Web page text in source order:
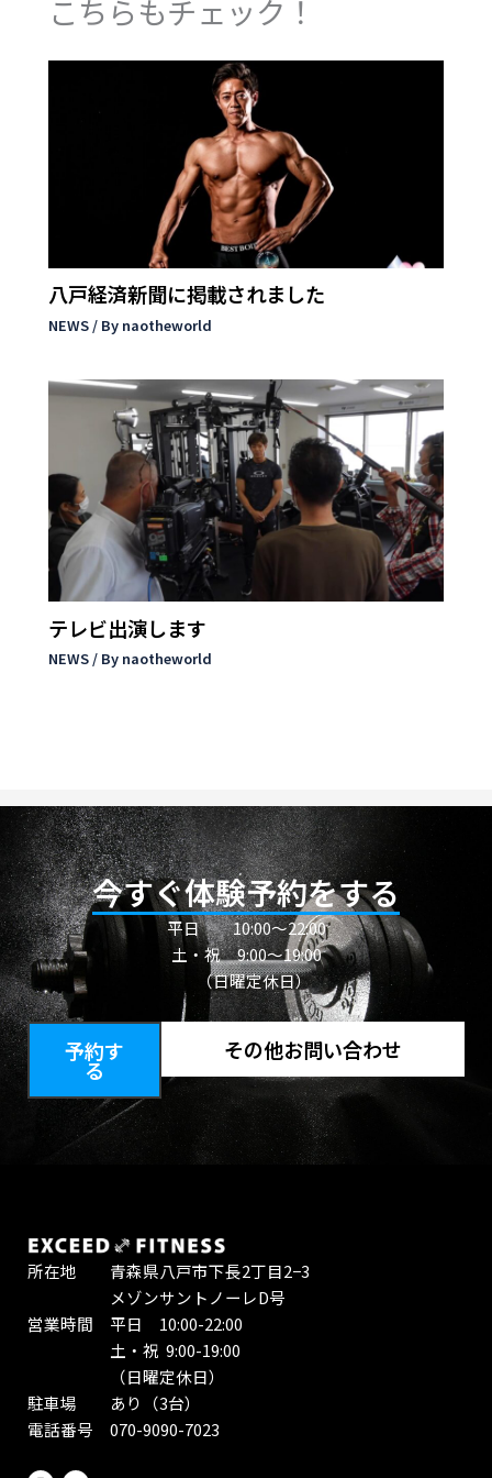
こちらもチェック！
八戸経済新聞に掲載されました
NEWS/ By naotheworld
テレビ出演します
NEWS/ By naotheworld
今すぐ体験予約をする
平日10:00〜22:00
土・祝 9:00～19:00
（日曜定休日）
予約す
る
その他お問い合わせ
所在地 青森県八戸市下長2丁目2−3
メゾンサントノーレD号
営業時間 平日 10:00-22:00
土・祝 9:00-19:00
（日曜定休日）
駐車場 あり（3台）
電話番号 070-9090-7023